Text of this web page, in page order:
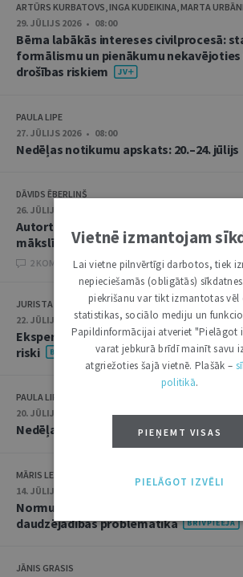
ARTŪRS KURBATOVS, INGA KUDEIKINA, MARTA
29. JŪLIJS 2026 • 08:00
Bērna labākās intereses civilprocesā:
formālismu un pienākumu nekavējoties
drošības riskiem
PAULA LIPE
27. JŪLIJS 2026 • 08:00
Nedēļas notikumu apskats: 20.–24. jūlijs
DĀVIDS ĒBERLIŅŠ
26. JŪLIJS 2026 • 08:00
Autortiesību subjekta un objekta
mākslīgā intelekta kontekstā
2 KOMENTĀRI
JURISTA VĀRDS
22. JŪLIJS 2026 • 14:00
Ekspertu saruna jūlijā: krimināltiesības
riski
PAULA LIPE
20. JŪLIJS 2026 • 16:05
Nedēļas notikumu apskats: 13.–17. jūlijs
MĀRIS LEJA
14. JŪLIJS 2026
Normu konkurences un noziedzīgu
daudzējādības problemātika
JĀNIS GRASIS
Vietnē izmantojam
Lai vietne pilnvērtīgi darbotos, tiek
nepieciešamās (obligātās)
piekrišanu var tikt izmantotas vēl
statistikas, sociālo mediju un
Papildinformācijai atveriet "Pielāgot
varat jebkurā brīdī mainīt savu
atgriežoties šajā vietnē. Plašāk –
politikā.
PIEŅEMT VISAS
PIELĀGOT IZVĒLI